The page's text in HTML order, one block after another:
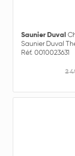
Saunier Duval
Saunier Duval
Réf. 0010023631
2